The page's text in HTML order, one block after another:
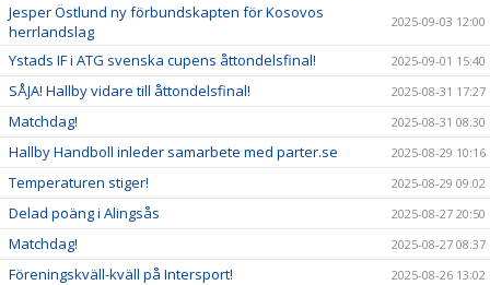
Jesper Östlund ny förbundskapten för Kosovos
herrlandslag
2025-09-03 12:00
Ystads IF i ATG svenska cupens åttondelsfinal! 2025-09-01 15:40
SÅJA! Hallby vidare till åttondelsfinal! 2025-08-31 17:27
Matchdag! 2025-08-31 08:30
Hallby Handboll inleder samarbete med parter.se 2025-08-29 10:16
Temperaturen stiger! 2025-08-29 09:02
Delad poäng i Alingsås 2025-08-27 20:50
Matchdag! 2025-08-27 08:37
Föreningskväll-kväll på Intersport! 2025-08-26 13:02